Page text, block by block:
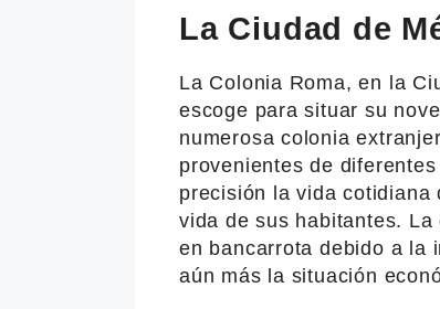
La Ciudad de
La Colonia Roma, en la
escoge para situar su
numerosa colonia
provenientes de
precisión la vida cotidiana
vida de sus habitantes.
en bancarrota debido a la
aún más la situación